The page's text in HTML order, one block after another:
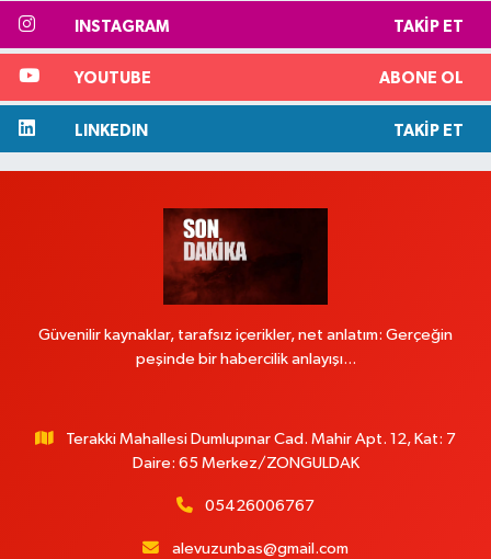
INSTAGRAM TAKIP ET
YOUTUBE ABONE OL
LINKEDIN TAKIP ET
Güvenilir kaynaklar, tarafsız içerikler, net anlatım: Gerçeğin
peşinde bir habercilik anlayışı...
Terakki Mahallesi Dumlupınar Cad. Mahir Apt. 12, Kat: 7
Daire: 65 Merkez/ZONGULDAK
05426006767
alevuzunbas@gmail.com